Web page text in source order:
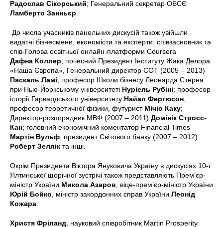
Радослав Сікорський; Генеральний секретар ОБСЄ
Ламберто Занньєр
До числа учасників панельних дискусій також увійшли
видатні бізнесмени, економісти та експерти: співзасновник та
спів-Голова освітньої онлайн-платформи Coursera
Дафна Коллер; почесний Президент Інституту Жака Делора
«Наша Європа», Генеральний директор СОТ (2005 – 2013)
Паскаль Ламі; професор Школи бізнесу Леонарда Стерна
при Нью-Йоркському університеті Нуріель Рубіні; професор
історії Гарвардського університету Найал Фергюсон;
професор теоретичної фізики, футурист Мічіо Каку;
Директор-розпорядник МВФ (2007 – 2011) Домінік Стросс-
Кан; головний економічний коментатор Financial Times
Мартін Вульф; президент Світового банку (2007 – 2012)
Роберт Зеллік та інші.
Окрім Президента Віктора Януковича Україну в дискусіях 10-ї
Ялтинської щорічної зустрічі також представляють Прем'єр-
міністр України Микола Азаров , віце-прем’єр-міністр України
Юрій Бойко , міністр закордонних справ України Леонід
Кожара
Христя Фріланд , науковий співробітник Martin Prosperity